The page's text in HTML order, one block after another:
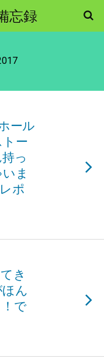
忘録
ール
ー
っ
ま
ポ
き
ん
で